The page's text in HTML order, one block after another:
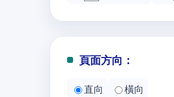
頁面方向：
直向 橫向